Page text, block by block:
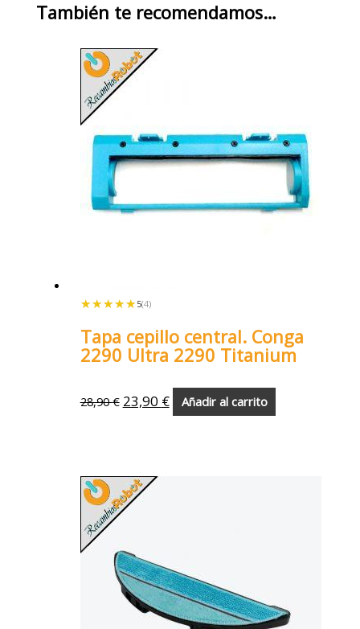
También te recomendamos…
★★★★★
★★★★★ 5(4)
Tapa cepillo central. Conga
2290 Ultra 2290 Titanium
28,90€ 23,90 € Añadir al carrito